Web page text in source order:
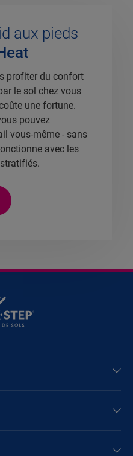
aux pieds
profiter du confort
le sol chez vous
une fortune.
pouvez
vous-même - sans
avec les